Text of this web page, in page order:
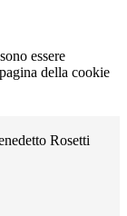
essere
della cookie
Rosetti